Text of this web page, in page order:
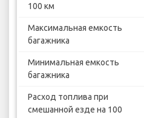
100 км
Максимальная емкость
багажника
Минимальная емкость
багажника
Расход топлива при
смешанной езде на 100